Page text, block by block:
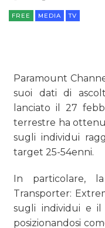
DIGITALE
EDITORIA
ESTERNA
RADIO / AUDIO
FREE MEDIA TV
Paramount
suoi dati di
lanciato il 27
terrestre ha
sugli individui
target 25-54enni.
In particolare,
Transporter:
sugli individui e
posizionandosi